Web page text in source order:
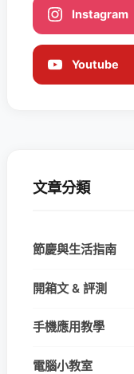
Instagram
Youtube
文章分類
節慶與生活指南
開箱文 & 評測
手機應用教學
電腦小教室